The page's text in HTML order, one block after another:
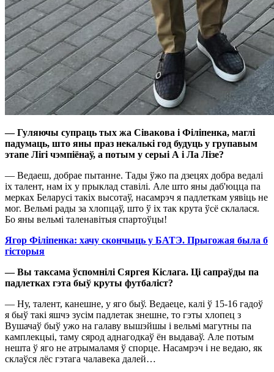
—Гуляючы супраць тых жа Сівакова і Філіпенка, маглi
падумаць, што яны праз некалькі год будуць у групавым
этапе Лігі чэмпіёнаў, а потым у серыі А і Ла Лізе?
— Ведаеш, добрае пытанне. Тады ўжо па дзецях добра ведалі
іх талент, нам іх у прыклад ставілі. Але што яны даб'юцца па
мерках Беларусі такіх высотаў, насамрэч я падлеткам уявіць не
мог. Вельмі рады за хлопцаў, што ў іх так крута ўсё склалася.
Бо яны вельмі таленавітыя спартоўцы!
Ягор Філіпенка: хачу скончыць у БАТЭ. Прыгожая была б
гісторыя
— Вы таксама ўспомнілі Сяргея Кіслага. Ці сапраўды па
падлетках гэта быў круты футбаліст?
— Ну, талент, канешне, у яго быў. Ведаеце, калі ў 15-16 гадоў
я быў такі яшчэ зусім падлетак знешне, то гэты хлопец з
Вушачаў быў ужо на галаву вышэйшы і вельмі магутны па
камплекцыі, таму сярод аднагодкаў ён выдаваў. Але потым
нешта ў яго не атрымаламя ў спорце. Насамрэч і не ведаю, як
склаўся лёс гэтага чалавека далей…